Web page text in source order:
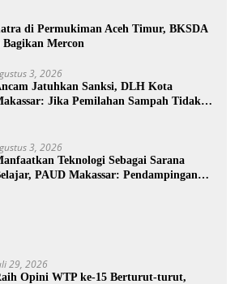
di Permukiman Aceh Timur, BKSDA
Bagikan Mercon
3, 2026
Jatuhkan Sanksi, DLH Kota
Jika Pemilahan Sampah Tidak
3, 2026
Teknologi Sebagai Sarana
PAUD Makassar: Pendampingan
29, 2026
Opini WTP ke-15 Berturut-turut,